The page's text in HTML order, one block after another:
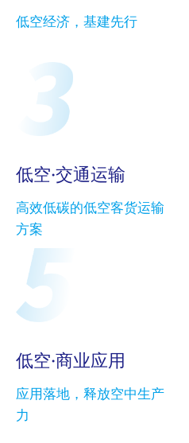
低空经济，基建先行
低空·交通运输
高效低碳的低空客货运输
方案
低空·商业应用
应用落地，释放空中生产
力